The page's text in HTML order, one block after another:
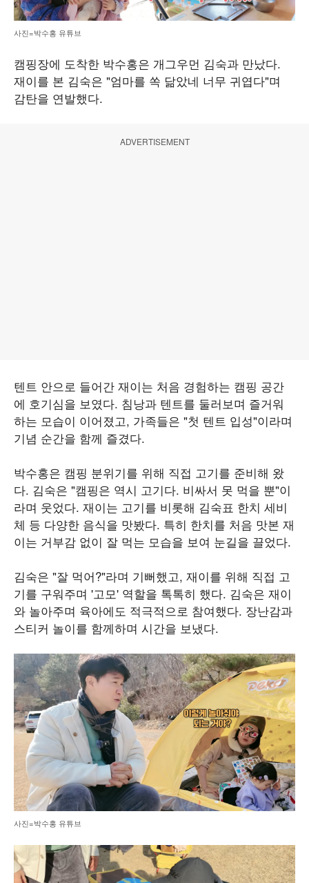
사진=박수홍 유튜브
캠핑장에 도착한 박수홍은 개그우먼 김숙과 만났다.
재이를 본 김숙은 "엄마를 쏙 닮았네 너무 귀엽다"며
감탄을 연발했다.
ADVERTISEMENT
텐트 안으로 들어간 재이는 처음 경험하는 캠핑 공간
에 호기심을 보였다. 침낭과 텐트를 둘러보며 즐거워
하는 모습이 이어졌고, 가족들은 "첫 텐트 입성"이라며
기념 순간을 함께 즐겼다.
박수홍은 캠핑 분위기를 위해 직접 고기를 준비해 왔
다. 김숙은 "캠핑은 역시 고기다. 비싸서 못 먹을 뿐"이
라며 웃었다. 재이는 고기를 비롯해 김숙표 한치 세비
체 등 다양한 음식을 맛봤다. 특히 한치를 처음 맛본 재
이는 거부감 없이 잘 먹는 모습을 보여 눈길을 끌었다.
김숙은 "잘 먹어?"라며 기뻐했고, 재이를 위해 직접 고
기를 구워주며 '고모' 역할을 톡톡히 했다. 김숙은 재이
와 놀아주며 육아에도 적극적으로 참여했다. 장난감과
스티커 놀이를 함께하며 시간을 보냈다.
사진=박수홍 유튜브